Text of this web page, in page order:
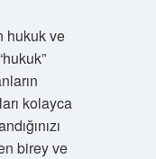
hukuk ve
kolayca
birey ve